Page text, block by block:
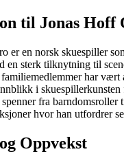
til Jonas Hoff
er en norsk skuespiller
en sterk tilknytning til
har vært
i skuespillerkunsten
fra barndomsroller
hvor han utfordrer
Oppvekst